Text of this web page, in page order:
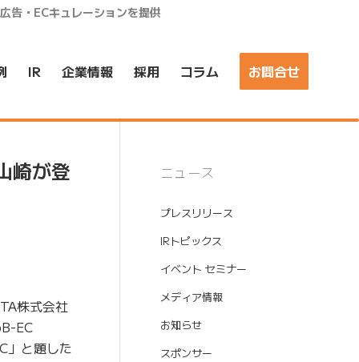
告・ECキュレーションを提供
IR 企業情報 採用 コラム お問合せ
崎が登
株式会社
EC
」と題した
ニュース
プレスリリース
IRトピックス
イベント セミナー
メディア情報
お知らせ
スポンサー